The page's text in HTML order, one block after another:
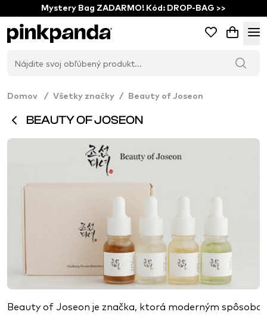
Mystery Bag ZADARMO! Kód: DROP-BAG >>
Domov / Všetky značky / Beauty of Joseon
BEAUTY OF JOSEON
Beauty of Joseon je značka, ktorá moderným